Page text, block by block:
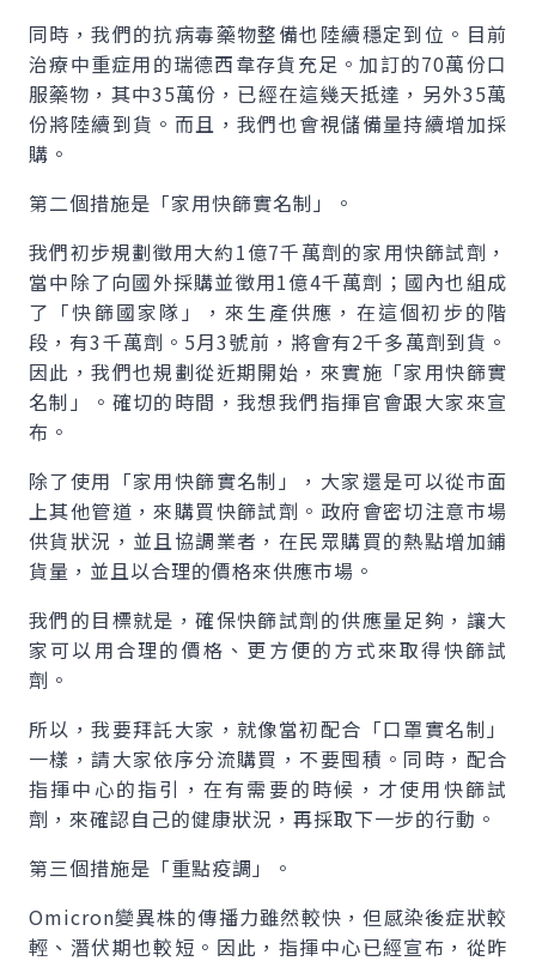
同時，我們的抗病毒藥物整備也陸續穩定到位。目前
治療中重症用的瑞德西韋存貨充足。加訂的70萬份口
服藥物，其中35萬份，已經在這幾天抵達，另外35萬
份將陸續到貨。而且，我們也會視儲備量持續增加採
購。
第二個措施是「家用快篩實名制」。
我們初步規劃徵用大約1億7千萬劑的家用快篩試劑，
當中除了向國外採購並徵用1億4千萬劑；國內也組成
了「快篩國家隊」，來生產供應，在這個初步的階
段，有3千萬劑。5月3號前，將會有2千多萬劑到貨。
因此，我們也規劃從近期開始，來實施「家用快篩實
名制」。確切的時間，我想我們指揮官會跟大家來宣
布。
除了使用「家用快篩實名制」，大家還是可以從市面
上其他管道，來購買快篩試劑。政府會密切注意市場
供貨狀況，並且協調業者，在民眾購買的熱點增加鋪
貨量，並且以合理的價格來供應市場。
我們的目標就是，確保快篩試劑的供應量足夠，讓大
家可以用合理的價格、更方便的方式來取得快篩試
劑。
所以，我要拜託大家，就像當初配合「口罩實名制」
一樣，請大家依序分流購買，不要囤積。同時，配合
指揮中心的指引，在有需要的時候，才使用快篩試
劑，來確認自己的健康狀況，再採取下一步的行動。
第三個措施是「重點疫調」。
Omicron變異株的傳播力雖然較快，但感染後症狀較
輕、潛伏期也較短。因此，指揮中心已經宣布，從昨